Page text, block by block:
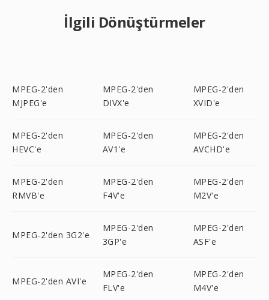
İlgili Dönüştürmeler
MPEG-2'den
MJPEG'e
MPEG-2'den
DIVX'e
MPEG-2'den
XVID'e
MPEG-2'den
HEVC'e
MPEG-2'den
AV1'e
MPEG-2'den
AVCHD'e
MPEG-2'den
RMVB'e
MPEG-2'den
F4V'e
MPEG-2'den
M2V'e
MPEG-2'den 3G2'e
MPEG-2'den
3GP'e
MPEG-2'den
ASF'e
MPEG-2'den AVI'e
MPEG-2'den
FLV'e
MPEG-2'den
M4V'e